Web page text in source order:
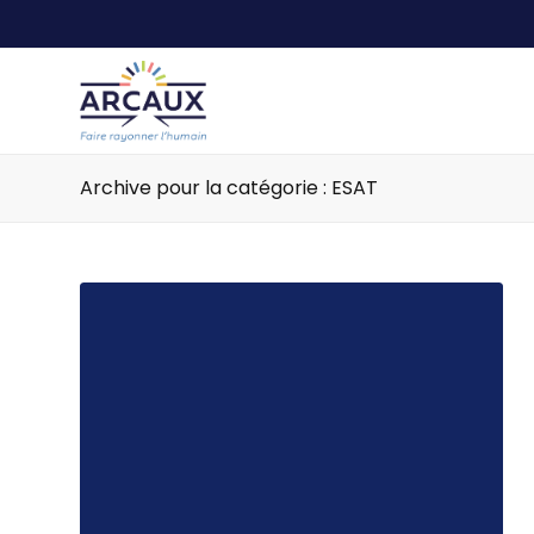
Archive pour la catégorie : ESAT